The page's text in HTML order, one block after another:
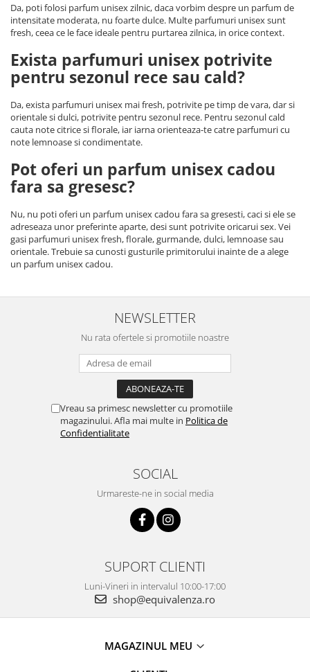
Da, poti folosi parfum unisex zilnic, daca vorbim despre un parfum de
intensitate moderata, nu foarte dulce. Multe parfumuri unisex sunt
fresh, ceea ce le face ideale pentru purtarea zilnica, in orice context.
Exista parfumuri unisex potrivite
pentru sezonul rece sau cald?
Da, exista parfumuri unisex mai fresh, potrivite pe timp de vara, dar si
orientale si dulci, potrivite pentru sezonul rece. Pentru sezonul cald
cauta note citrice si florale, iar iarna orienteaza-te catre parfumuri cu
note lemnoase si condimentate.
Pot oferi un parfum unisex cadou
fara sa gresesc?
Nu, nu poti oferi un parfum unisex cadou fara sa gresesti, caci si ele se
adreseaza unor preferinte aparte, desi sunt potrivite oricarui sex. Vei
gasi parfumuri unisex fresh, florale, gurmande, dulci, lemnoase sau
orientale. Trebuie sa cunosti gusturile primitorului inainte de a alege
un parfum unisex cadou.
NEWSLETTER
Nu rata ofertele si promotiile noastre
Vreau sa primesc newsletter cu promotiile
magazinului. Afla mai multe in Politica de
Confidentialitate
SOCIAL
Urmareste-ne in social media
SUPORT CLIENTI
Luni-Vineri in intervalul 10:00-17:00
shop@equivalenza.ro
MAGAZINUL MEU